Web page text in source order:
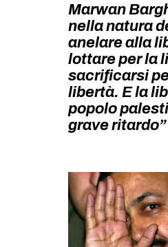
MSM
STUDENTI
ZAM
SPAZI
Marwan
nella natura
anelare alla
lottare per la
sacrificarsi
libertà. E la
popolo
grave ritardo”